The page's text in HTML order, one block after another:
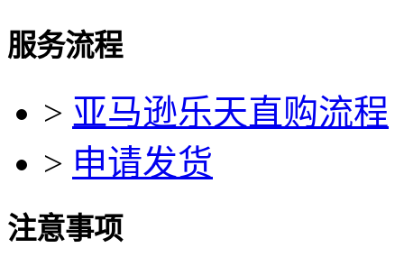
服务流程
> 亚马逊乐天直购流程
> 申请发货
注意事项